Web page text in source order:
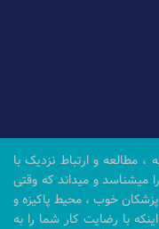
، مطالعه و ارتباط نزدیک با
میشناسد و میداند که وقتی
خوب ، محیط پاکیزه و
با رضایت کار شما را به